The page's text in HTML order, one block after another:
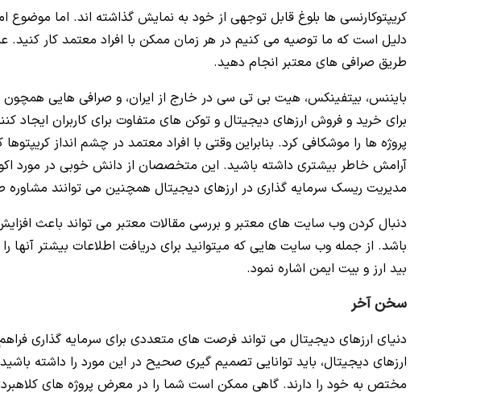
کریپتوکارنسی ها بلوغ قابل توجهی از خود به نمایش گذاشته اند. اما
دلیل است که ما توصیه می کنیم در هر زمان ممکن با افراد معتمد کار کنید.
طریق صرافی های معتبر انجام دهید.
بایننس، بیتفینکس، هیت بی تی سی در خارج از ایران، و صرافی هایی همچون
برای خرید و فروش ارزهای دیجیتال و توکن های متفاوت برای کاربران ایجاد
پروژه ها را موشکافی کرد. بنابراین وقتی با افراد معتمد در چشم انداز
آرامش خاطر بیشتری داشته باشید. این متخصصان از دانش خوبی در مورد
مدیریت ریسک سرمایه گذاری در ارزهای دیجیتال همچنین می توانند مشاوره
دنبال کردن وب سایت های معتبر و بررسی مقالات معتبر می تواند باعث
باشد. از جمله وب سایت هایی که میتوانید برای دریافت اطلاعات بیشتر آنها
بید ارز و بیت ایمن اشاره نمود.
سخن آخر
دنیای ارزهای دیجیتال می تواند فرصت های متعددی برای سرمایه گذاری
ارزهای دیجیتال، باید توانایی تصمیم گیری صحیح در این مورد را داشته
مختص به خود را دارند. گاهی ممکن است شما را در معرض پروژه های